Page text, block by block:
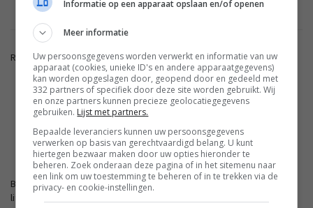
Reacties zijn gesloten.
ADVERTENTIE
FWD.NL
Blijf op de hoogte met de nieuwste artikelen van ons
lifestyleplatform en bezoek FWD.nl.
Informatie op een apparaat opslaan en/of openen
Meer informatie
Uw persoonsgegevens worden verwerkt en informatie van uw
apparaat (cookies, unieke ID's en andere apparaatgegevens)
kan worden opgeslagen door, geopend door en gedeeld met
332 partners of specifiek door deze site worden gebruikt. Wij
en onze partners kunnen precieze geolocatiegegevens
gebruiken. Lijst met partners.
Bepaalde leveranciers kunnen uw persoonsgegevens
verwerken op basis van gerechtvaardigd belang. U kunt
hiertegen bezwaar maken door uw opties hieronder te
beheren. Zoek onderaan deze pagina of in het sitemenu naar
een link om uw toestemming te beheren of in te trekken via de
privacy- en cookie-instellingen.